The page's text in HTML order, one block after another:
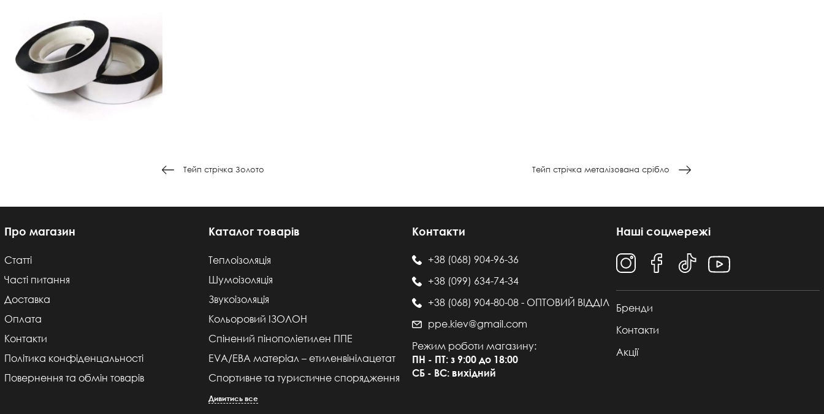
Тейп стрічка Золото Тейп стрічка металізована срібло
Про магазин
Статті
Часті питання
Доставка
Оплата
Контакти
Політика конфіденцальності
Повернення та обмін товарів
Каталог товарів
Теплоізоляція
Шумоізоляція
Звукоізоляція
Кольоровий ІЗОЛОН
Спінений пінополіетилен ППЕ
EVA/ЕВА матеріал – етиленвінілацетат
Спортивне та туристичне спорядження
Дивитись все
Контакти
+38 (068) 904-96-36
+38 (099) 634-74-34
+38 (068) 904-80-08 - ОПТОВИЙ ВІДДІЛ
ppe.kiev@gmail.com
Режим роботи магазину:
ПН - ПТ: з 9:00 до 18:00
СБ - ВС: вихідний
Наші соцмережі
Бренди
Контакти
Акції